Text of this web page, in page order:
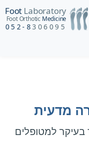
Foot Laboratory
Foot Orthotic Medicine
052-8306095
מדעית
בעיקר למטופלים